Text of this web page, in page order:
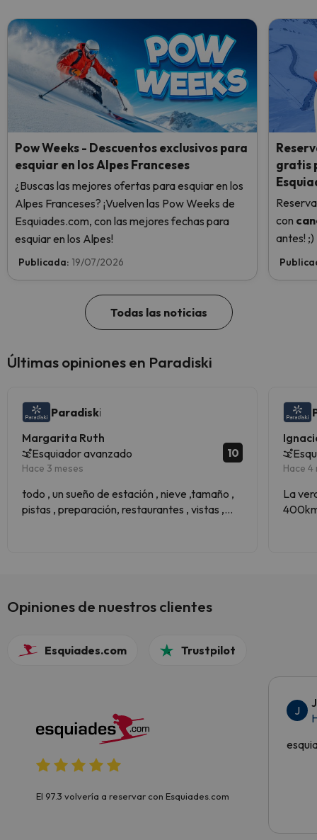
Pow Weeks - Descuentos exclusivos para
esquiar en los Alpes Franceses
¿Buscas las mejores ofertas para esquiar en los
Alpes Franceses? ¡Vuelven las Pow Weeks de
Esquiades.com, con las mejores fechas para
esquiar en los Alpes!
Publicada: 19/07/2026
gratis
con
antes! ;)
Todas las noticias
Últimas opiniones en Paradiski
Paradiski
Margarita Ruth
Esquiador avanzado
Hace 3 meses
10
todo , un sueño de estación , nieve ,tamaño ,
pistas , preparación, restaurantes , vistas ,
Hace 4
La
Opiniones de nuestros clientes
Esquiades.com Trustpilot
El 97.3 volvería a reservar con Esquiades.com
J